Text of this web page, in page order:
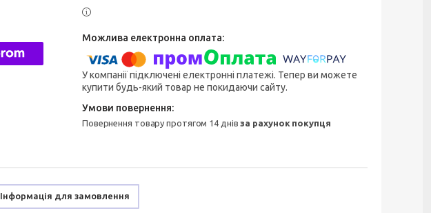
У компанії підключені електронні платежі. Тепер ви можете
купити будь-який товар не покидаючи сайту.
повернення товару протягом 14 днівза рахунок покупця
Інформація для замовлення